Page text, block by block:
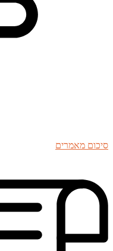
סיכום מאמרים